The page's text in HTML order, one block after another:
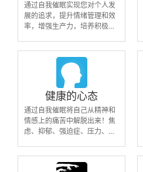
通过自我催眠实现您对个人发
展的追求，提升情绪管理和效
率，增强生产力，培养积极心
健康的心态
通过自我催眠将自己从精神和
情感上的痛苦中解脱出来！焦
虑、抑郁、强迫症、压力、担